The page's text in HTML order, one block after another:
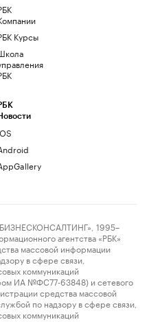
Курсы
1995–
агентства «РБК»
массовой информации
в сфере связи,
коммуникаций
ИА №ФС77-63848) и сетевого
средства массовой
по надзору в сфере связи,
коммуникаций